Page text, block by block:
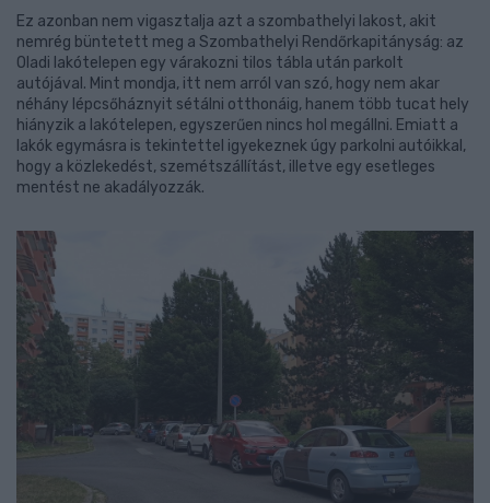
Ez azonban nem vigasztalja azt a szombathelyi lakost, akit
nemrég büntetett meg a Szombathelyi Rendőrkapitányság: az
Oladi lakótelepen egy várakozni tilos tábla után parkolt
autójával. Mint mondja, itt nem arról van szó, hogy nem akar
néhány lépcsőháznyit sétálni otthonáig, hanem több tucat hely
hiányzik a lakótelepen, egyszerűen nincs hol megállni. Emiatt a
lakók egymásra is tekintettel igyekeznek úgy parkolni autóikkal,
hogy a közlekedést, szemétszállítást, illetve egy esetleges
mentést ne akadályozzák.